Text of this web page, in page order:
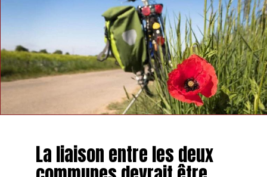
Un carrefour clé de Hannut va bientôt être réaménagé
Des restaurateurs namurois vont reprendre « Qui
ramène Bobonne » à Hannut
La liaison entre les deux